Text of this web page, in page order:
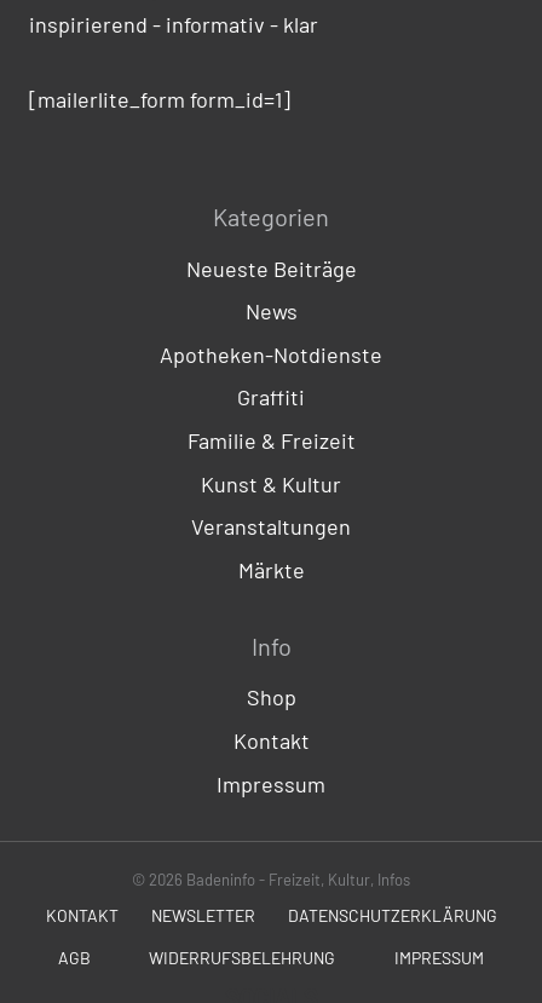
inspirierend - informativ - klar
[mailerlite_form form_id=1]
Kategorien
Neueste Beiträge
News
Apotheken-Notdienste
Graffiti
Familie & Freizeit
Kunst & Kultur
Veranstaltungen
Märkte
Info
Shop
Kontakt
Impressum
© 2026 Badeninfo - Freizeit, Kultur, Infos
KONTAKT NEWSLETTER DATENSCHUTZERKLÄRUNG
AGB WIDERRUFSBELEHRUNG IMPRESSUM